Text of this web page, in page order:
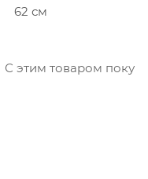
62 см
С этим товаром